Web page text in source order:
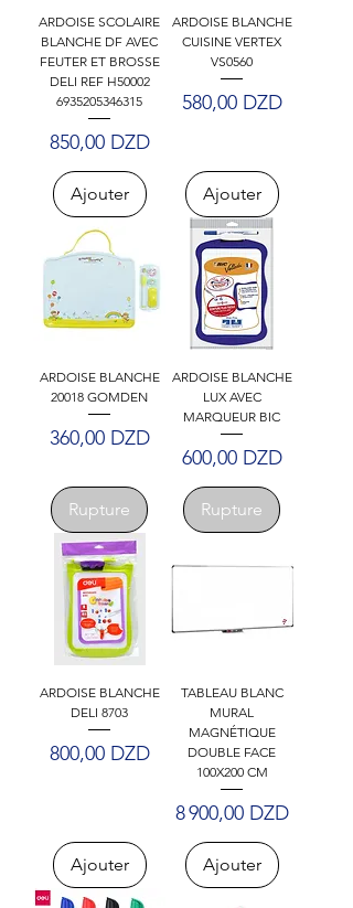
ARDOISE SCOLAIRE
BLANCHE DF AVEC
FEUTER ET BROSSE
DELI REF H50002
6935205346315
Prix
850,00 DZD
Ajouter
ARDOISE BLANCHE
CUISINE VERTEX
VS0560
Prix
580,00 DZD
Ajouter
ARDOISE BLANCHE
20018 GOMDEN
Prix
360,00 DZD
Rupture
ARDOISE BLANCHE
LUX AVEC
MARQUEUR BIC
Prix
600,00 DZD
Rupture
ARDOISE BLANCHE
DELI 8703
Prix
800,00 DZD
Ajouter
TABLEAU BLANC
MURAL
MAGNÉTIQUE
DOUBLE FACE
100X200 CM
Prix
8 900,00 DZD
Ajouter